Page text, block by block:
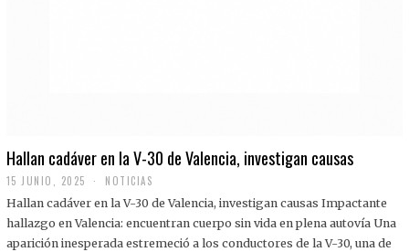
Hallan cadáver en la V-30 de Valencia, investigan causas
15 JUNIO, 2025 NOTICIAS
Hallan cadáver en la V-30 de Valencia, investigan causas Impactante
hallazgo en Valencia: encuentran cuerpo sin vida en plena autovía Una
aparición inesperada estremeció a los conductores de la V-30, una de